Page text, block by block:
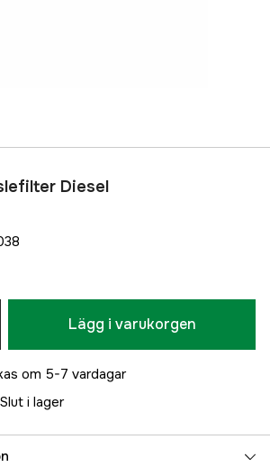
Diesel
Lägg i varukorgen
om 5-7 vardagar
Slut i lager